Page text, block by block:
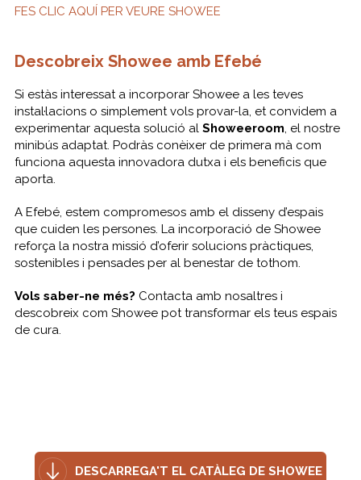
FES CLIC AQUÍ PER VEURE SHOWEE
Descobreix Showee amb Efebé
Si estàs interessat a incorporar Showee a les teves
instal·lacions o simplement vols provar-la, et convidem a
experimentar aquesta solució al Showeeroom, el nostre
minibús adaptat. Podràs conèixer de primera mà com
funciona aquesta innovadora dutxa i els beneficis que
aporta.
A Efebé, estem compromesos amb el disseny d’espais
que cuiden les persones. La incorporació de Showee
reforça la nostra missió d’oferir solucions pràctiques,
sostenibles i pensades per al benestar de tothom.
Vols saber-ne més? Contacta amb nosaltres i
descobreix com Showee pot transformar els teus espais
de cura.
DESCARREGA'T EL CATÀLEG DE SHOWEE